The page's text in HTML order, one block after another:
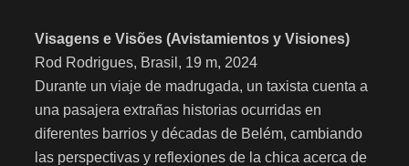
Visagens e Visões (Avistamientos y Visiones)
Rod Rodrigues, Brasil, 19 m, 2024
Durante un viaje de madrugada, un taxista cuenta a
una pasajera extrañas historias ocurridas en
diferentes barrios y décadas de Belém, cambiando
las perspectivas y reflexiones de la chica acerca de